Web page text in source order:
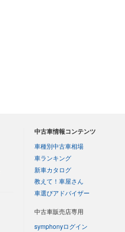
中古車情報コンテンツ
車種別中古車相場
車ランキング
新車カタログ
教えて！車屋さん
車選びアドバイザー
中古車販売店専用
symphonyログイン